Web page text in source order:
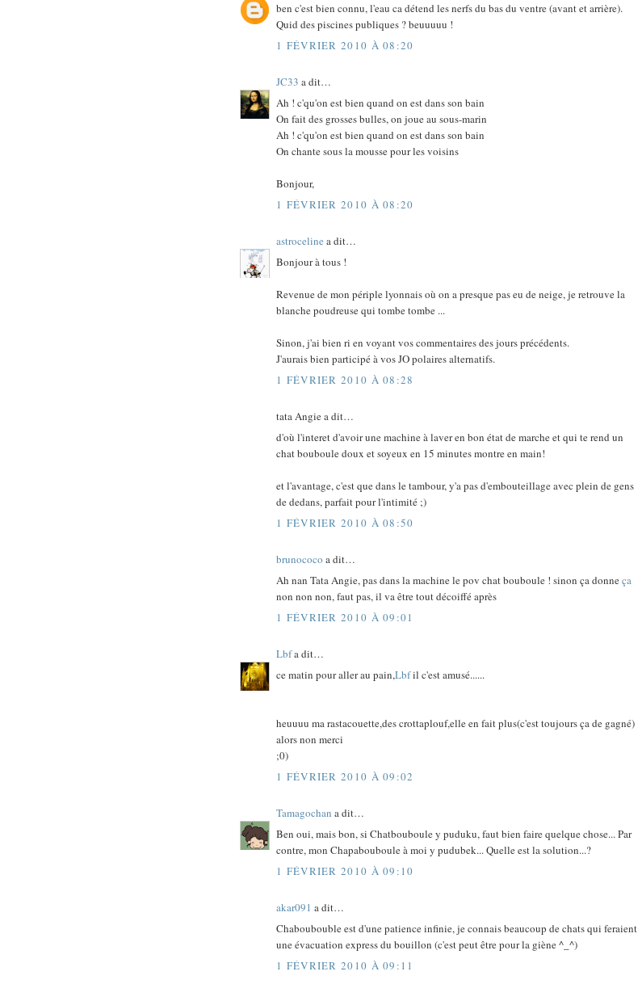
ben c'est bien connu, l'eau ca détend les nerfs du bas du ventre (avant et arrière).
Quid des piscines publiques ? beuuuuu !
1 FÉVRIER 2010 À 08:20
JC33 a dit…
Ah ! c'qu'on est bien quand on est dans son bain
On fait des grosses bulles, on joue au sous-marin
Ah ! c'qu'on est bien quand on est dans son bain
On chante sous la mousse pour les voisins
Bonjour,
1 FÉVRIER 2010 À 08:20
astroceline a dit…
Bonjour à tous !
Revenue de mon périple lyonnais où on a presque pas eu de neige, je retrouve la
blanche poudreuse qui tombe tombe ...
Sinon, j'ai bien ri en voyant vos commentaires des jours précédents.
J'aurais bien participé à vos JO polaires alternatifs.
1 FÉVRIER 2010 À 08:28
tata Angie a dit…
d'où l'interet d'avoir une machine à laver en bon état de marche et qui te rend un
chat bouboule doux et soyeux en 15 minutes montre en main!
et l'avantage, c'est que dans le tambour, y'a pas d'embouteillage avec plein de gens
de dedans, parfait pour l'intimité ;)
1 FÉVRIER 2010 À 08:50
brunococo a dit…
Ah nan Tata Angie, pas dans la machine le pov chat bouboule ! sinon ça donneça
non non non, faut pas, il va être tout décoiffé après
1 FÉVRIER 2010 À 09:01
Lbfa dit…
ce matin pour aller au pain,Lbfil c'est amusé......
heuuuu ma rastacouette,des crottaplouf,elle en fait plus(c'est toujours ça de gagné)
alors non merci
;0)
1 FÉVRIER 2010 À 09:02
Tamagochan a dit…
Ben oui, mais bon, si Chatbouboule y puduku, faut bien faire quelque chose... Par
contre, mon Chapabouboule à moi y pudubek... Quelle est la solution...?
1 FÉVRIER 2010 À 09:10
akar091 a dit…
Chaboubouble est d'une patience infinie, je connais beaucoup de chats qui feraient
une évacuation express du bouillon (c'est peut être pour la giène ^_^)
1 FÉVRIER 2010 À 09:11